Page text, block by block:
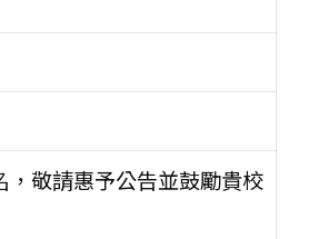
敬請惠予公告並鼓勵貴校